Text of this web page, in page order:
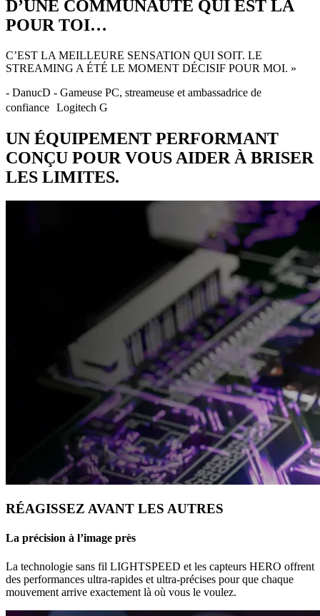
D’UNE COMMUNAUTÉ QUI EST LÀ
POUR TOI…
C’EST LA MEILLEURE SENSATION QUI SOIT. LE
STREAMING A ÉTÉ LE MOMENT DÉCISIF POUR MOI. »
- DanucD - Gameuse PC, streameuse et ambassadrice de
confiance Logitech G
UN ÉQUIPEMENT PERFORMANT
CONÇU POUR VOUS AIDER À BRISER
LES LIMITES.
RÉAGISSEZ AVANT LES AUTRES
La précision à l’image près
La technologie sans fil LIGHTSPEED et les capteurs HERO offrent
des performances ultra-rapides et ultra-précises pour que chaque
mouvement arrive exactement là où vous le voulez.